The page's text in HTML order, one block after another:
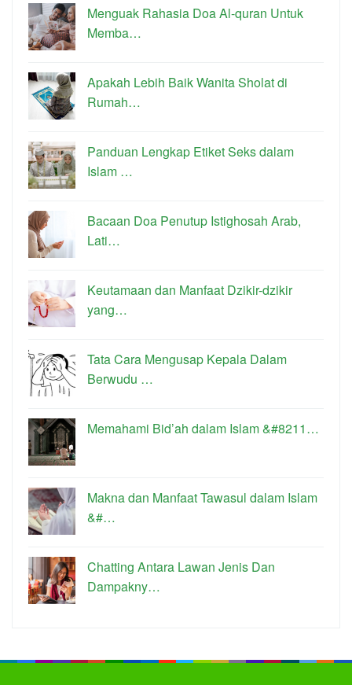
Menguak Rahasia Doa Al-quran Untuk
Memba…
Apakah Lebih Baik Wanita Sholat di
Rumah…
Panduan Lengkap Etiket Seks dalam
Islam …
Bacaan Doa Penutup Istighosah Arab,
Lati…
Keutamaan dan Manfaat Dzikir-dzikir
yang…
Tata Cara Mengusap Kepala Dalam
Berwudu …
Memahami Bid’ah dalam Islam &#8211…
Makna dan Manfaat Tawasul dalam Islam
&#…
Chatting Antara Lawan Jenis Dan
Dampakny…